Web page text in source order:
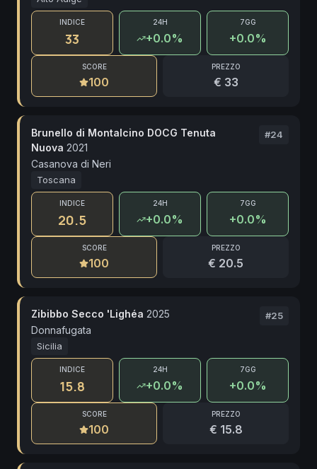
INDICE
33
24H
+0.0%
7GG
+0.0%
SCORE
100
PREZZO
€ 33
Brunello di Montalcino DOCG Tenuta
Nuova 2021
Casanova di Neri
#24
Toscana
INDICE
20.5
24H
+0.0%
7GG
+0.0%
SCORE
100
PREZZO
€ 20.5
Zibibbo Secco 'Lighéa 2025
Donnafugata
#25
Sicilia
INDICE
15.8
24H
+0.0%
7GG
+0.0%
SCORE
100
PREZZO
€ 15.8